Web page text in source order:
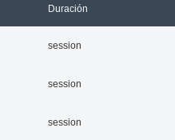
Duración
session
session
session